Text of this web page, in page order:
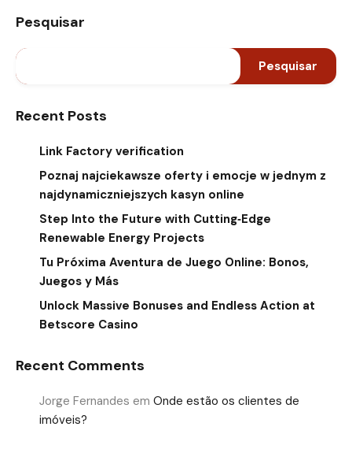
Pesquisar
Pesquisar
Recent Posts
Link Factory verification
Poznaj najciekawsze oferty i emocje w jednym z
najdynamiczniejszych kasyn online
Step Into the Future with Cutting‑Edge
Renewable Energy Projects
Tu Próxima Aventura de Juego Online: Bonos,
Juegos y Más
Unlock Massive Bonuses and Endless Action at
Betscore Casino
Recent Comments
Jorge Fernandes em Onde estão os clientes de
imóveis?